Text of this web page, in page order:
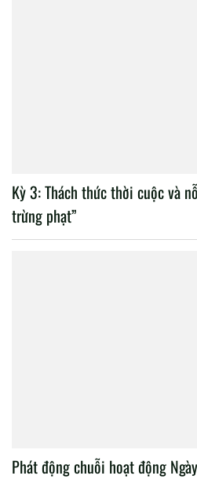
Kỳ 3: Thách thức thời cuộc và
trừng phạt”
Phát động chuỗi hoạt động